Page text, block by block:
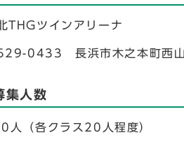
THGツインアリーナ
0433 長浜市木之本町西
集人数
人（各クラス20人程度）